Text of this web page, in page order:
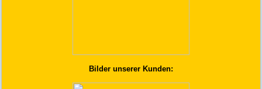
Bilder unserer Kunden: